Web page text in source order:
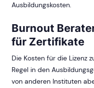
Ausbildungskosten.
Burnout
für Zertifikate
Die Kosten für die Lizenz
Regel in den
von anderen Instituten